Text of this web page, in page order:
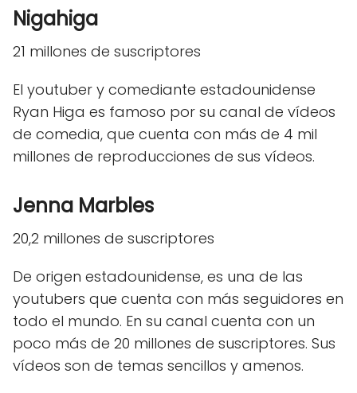
Nigahiga
21 millones de suscriptores
El youtuber y comediante estadounidense
Ryan Higa es famoso por su canal de vídeos
de comedia, que cuenta con más de 4 mil
millones de reproducciones de sus vídeos.
Jenna Marbles
20,2 millones de suscriptores
De origen estadounidense, es una de las
youtubers que cuenta con más seguidores en
todo el mundo. En su canal cuenta con un
poco más de 20 millones de suscriptores. Sus
vídeos son de temas sencillos y amenos.